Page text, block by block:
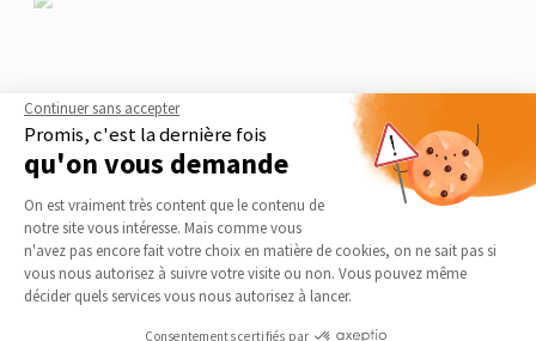
Continuer sans accepter
Promis, c'est la dernière fois
qu'on vous demande
Plateforme de Gestion du
On est vraiment très content que le contenu de
notre site vous intéresse. Mais comme vous
n'avez pas encore fait votre choix en matière de cookies, on ne sait pas si
vous nous autorisez à suivre votre visite ou non. Vous pouvez même
décider quels services vous nous autorisez à lancer.
Consentements certifiés par
Axeptio consent